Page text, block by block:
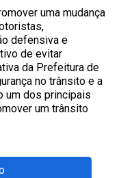
uma mudança
defensiva e
de evitar
da Prefeitura de
no trânsito e a
um dos principais
um trânsito